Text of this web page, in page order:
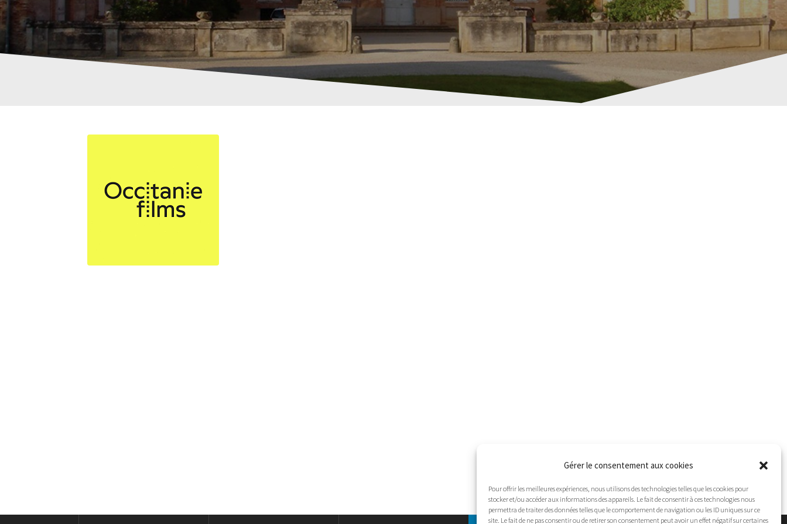
Gérer le consentement aux cookies
Pour offrir les meilleures expériences, nous utilisons des technologies telles que les cookies pour
stocker et/ou accéder aux informations des appareils. Le fait de consentir à ces technologies nous
permettra de traiter des données telles que le comportement de navigation ou les ID uniques sur ce
site. Le fait de ne pas consentir ou de retirer son consentement peut avoir un effet négatif sur certaines